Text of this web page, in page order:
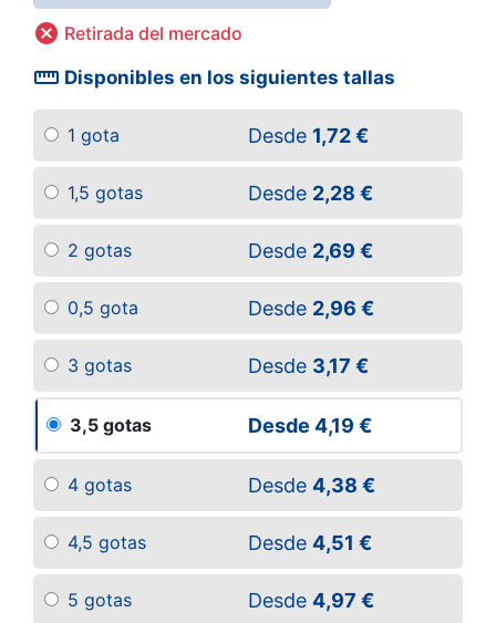
 Retirada del mercado
straighten Disponibles en los siguientes tallas
1 gota Desde 1,72 €
1,5 gotas Desde 2,28 €
2 gotas Desde 2,69 €
0,5 gota Desde 2,96 €
3 gotas Desde 3,17 €
3,5 gotas Desde 4,19 €
4 gotas Desde 4,38 €
4,5 gotas Desde 4,51 €
5 gotas Desde 4,97 €